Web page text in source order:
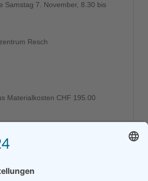
Samstag 7. November, 8.30 bis
Resch
Materialkosten CHF 195.00